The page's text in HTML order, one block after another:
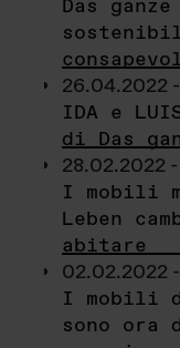
Das
26.04.2022 -
IDA e
di Das
28.02.2022 -
I mobili
Leben
abitare
02.02.2022 -
I mobili
sono